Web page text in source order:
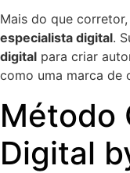
Mais do que
especialista digital.
digital para criar
como uma marca de
Método
Digital